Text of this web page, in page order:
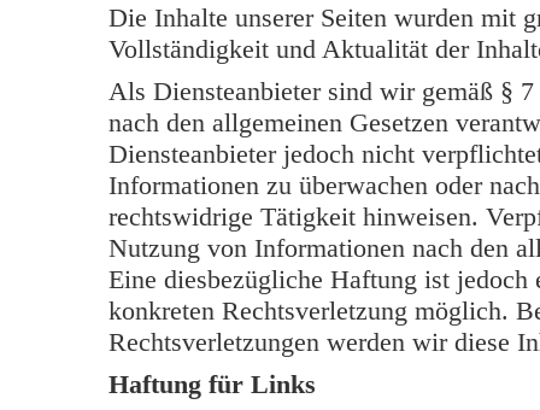
Die Inhalte unserer Seiten wurden mit
Vollständigkeit und Aktualität der
Als Diensteanbieter sind wir gemäß §
nach den allgemeinen Gesetzen
Diensteanbieter jedoch nicht
Informationen zu überwachen oder
rechtswidrige Tätigkeit hinweisen.
Nutzung von Informationen nach den
Eine diesbezügliche Haftung ist
konkreten Rechtsverletzung möglich.
Rechtsverletzungen werden wir diese
Haftung für Links